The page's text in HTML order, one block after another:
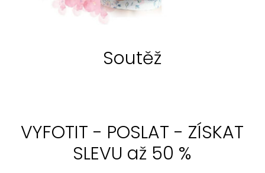
Soutěž
VYFOTIT - POSLAT - ZÍSKAT
SLEVU až 50 %